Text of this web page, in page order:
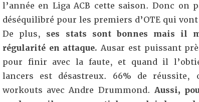
l’année en Liga ACB cette saison. Donc
déséquilibré pour les premiers d’OTE qui
De plus, ses stats sont bonnes mais il
régularité en attaque.Ausar est puissant
pour finir avec la faute, et quand il
lancers est désastreux. 66% de
workouts avec Andre Drummond. Aussi,